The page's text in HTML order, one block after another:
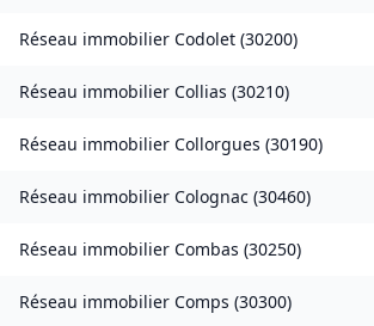
Réseau immobilier Codolet (30200)
Réseau immobilier Collias (30210)
Réseau immobilier Collorgues (30190)
Réseau immobilier Colognac (30460)
Réseau immobilier Combas (30250)
Réseau immobilier Comps (30300)